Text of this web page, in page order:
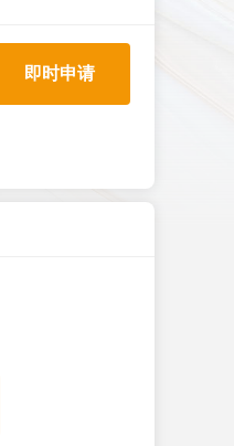
即时申请